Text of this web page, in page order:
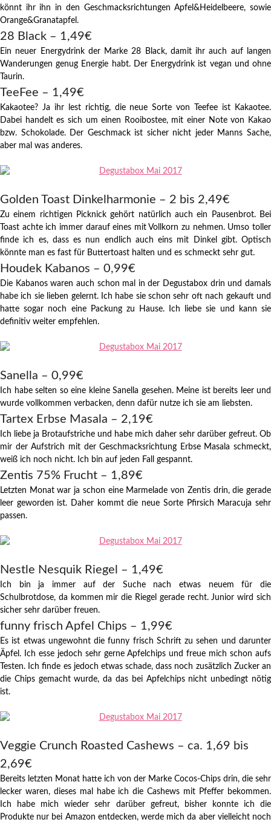
könnt ihr ihn in den Geschmacksrichtungen Apfel&Heidelbeere, sowie
Orange&Granatapfel.
28 Black – 1,49€
Ein neuer Energydrink der Marke 28 Black, damit ihr auch auf langen
Wanderungen genug Energie habt. Der Energydrink ist vegan und ohne
Taurin.
TeeFee – 1,49€
Kakaotee? Ja ihr lest richtig, die neue Sorte von Teefee ist Kakaotee.
Dabei handelt es sich um einen Rooibostee, mit einer Note von Kakao
bzw. Schokolade. Der Geschmack ist sicher nicht jeder Manns Sache,
aber mal was anderes.
Golden Toast Dinkelharmonie – 2 bis 2,49€
Zu einem richtigen Picknick gehört natürlich auch ein Pausenbrot. Bei
Toast achte ich immer darauf eines mit Vollkorn zu nehmen. Umso toller
finde ich es, dass es nun endlich auch eins mit Dinkel gibt. Optisch
könnte man es fast für Buttertoast halten und es schmeckt sehr gut.
Houdek Kabanos – 0,99€
Die Kabanos waren auch schon mal in der Degustabox drin und damals
habe ich sie lieben gelernt. Ich habe sie schon sehr oft nach gekauft und
hatte sogar noch eine Packung zu Hause. Ich liebe sie und kann sie
definitiv weiter empfehlen.
Sanella – 0,99€
Ich habe selten so eine kleine Sanella gesehen. Meine ist bereits leer und
wurde vollkommen verbacken, denn dafür nutze ich sie am liebsten.
Tartex Erbse Masala – 2,19€
Ich liebe ja Brotaufstriche und habe mich daher sehr darüber gefreut. Ob
mir der Aufstrich mit der Geschmacksrichtung Erbse Masala schmeckt,
weiß ich noch nicht. Ich bin auf jeden Fall gespannt.
Zentis 75% Frucht – 1,89€
Letzten Monat war ja schon eine Marmelade von Zentis drin, die gerade
leer geworden ist. Daher kommt die neue Sorte Pfirsich Maracuja sehr
passen.
Nestle Nesquik Riegel – 1,49€
Ich bin ja immer auf der Suche nach etwas neuem für die
Schulbrotdose, da kommen mir die Riegel gerade recht. Junior wird sich
sicher sehr darüber freuen.
funny frisch Apfel Chips – 1,99€
Es ist etwas ungewohnt die funny frisch Schrift zu sehen und darunter
Äpfel. Ich esse jedoch sehr gerne Apfelchips und freue mich schon aufs
Testen. Ich finde es jedoch etwas schade, dass noch zusätzlich Zucker an
die Chips gemacht wurde, da das bei Apfelchips nicht unbedingt nötig
ist.
Veggie Crunch Roasted Cashews – ca. 1,69 bis
2,69€
Bereits letzten Monat hatte ich von der Marke Cocos-Chips drin, die sehr
lecker waren, dieses mal habe ich die Cashews mit Pfeffer bekommen.
Ich habe mich wieder sehr darüber gefreut, bisher konnte ich die
Produkte nur bei Amazon entdecken, werde mich da aber vielleicht noch